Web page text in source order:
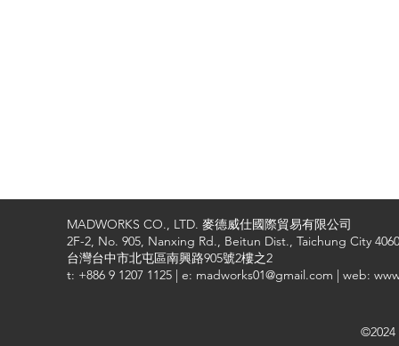
MADWORKS CO., LTD. 麥德威仕國際貿易有限公司
2F-2, No. 905, Nanxing Rd., Beitun Dist., Taichung City
台灣台中市北屯區南興路905號2樓之2
t: +886 9 1207 1125 | e: madworks01@gmail.com | web: